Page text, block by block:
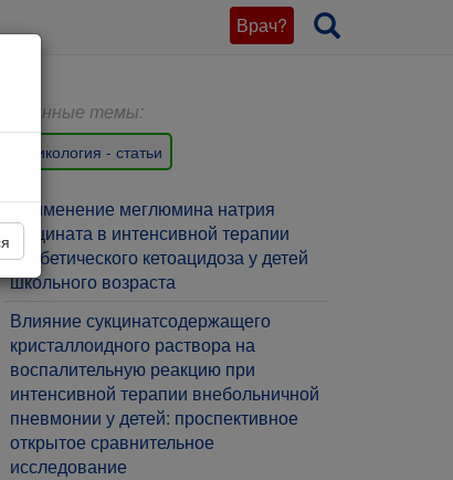
Врач?
Связанные темы:
Токсикология - статьи
Применение меглюмина натрия
сукцината в интенсивной терапии
диабетического кетоацидоза у детей
школьного возраста
Влияние сукцинатсодержащего
кристаллоидного раствора на
воспалительную реакцию при
интенсивной терапии внебольничной
пневмонии у детей: проспективное
открытое сравнительное
исследование